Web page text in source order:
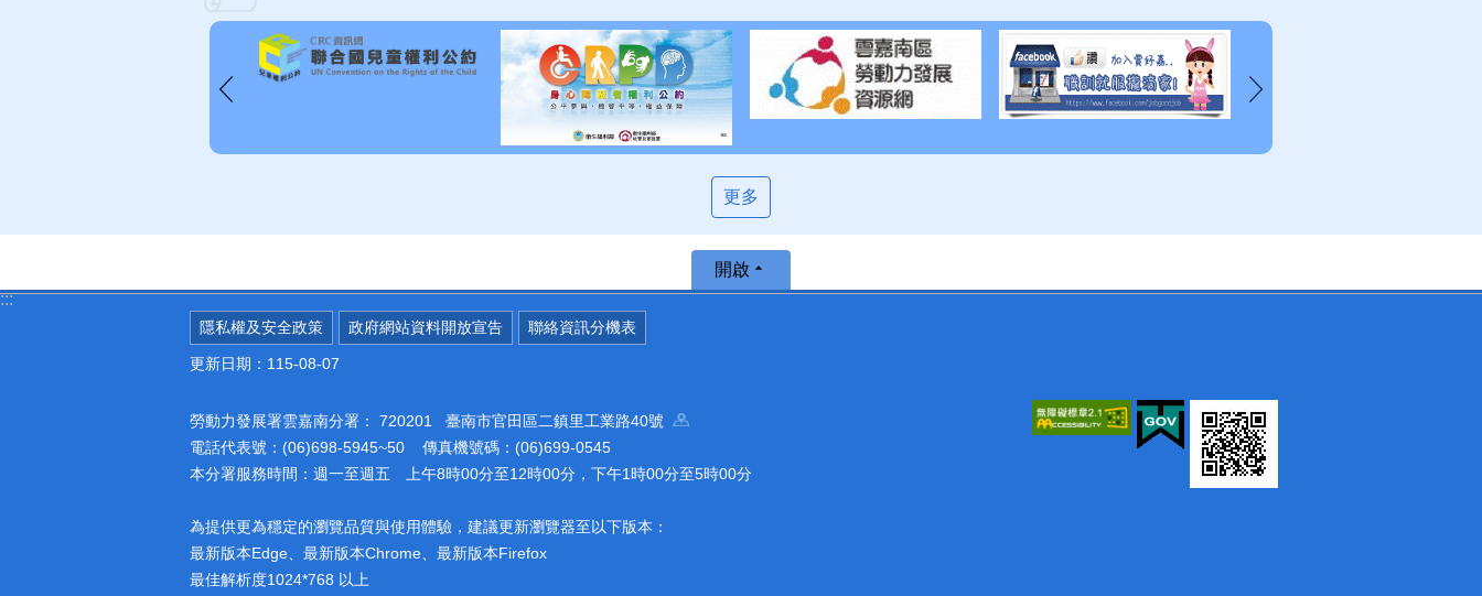
更多
:::
開啟
隱私權及安全政策 政府網站資料開放宣告 聯絡資訊分機表
更新日期：115-08-07
勞動力發展署雲嘉南分署： 720201 臺南市官田區二鎮里工業路40號
電話代表號：(06)698-5945~50 傳真機號碼：(06)699-0545
本分署服務時間：週一至週五 上午8時00分至12時00分，下午1時00分至5時00分
為提供更為穩定的瀏覽品質與使用體驗，建議更新瀏覽器至以下版本：
最新版本Edge、最新版本Chrome、最新版本Firefox
最佳解析度1024*768 以上